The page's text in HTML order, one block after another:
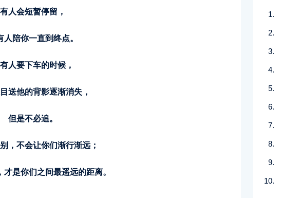
有人会短暂停留，
人陪你一直到终点。
人要下车的时候，
送他的背影逐渐消失，
但是不必追。
，不会让你们渐行渐远；
才是你们之间最遥远的距离。